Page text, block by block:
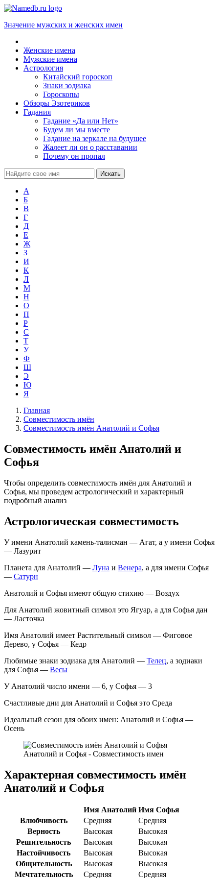
Значение мужских и женских имен
Женские имена
Мужские имена
Астрология
Китайский гороскоп
Знаки зодиака
Гороскопы
Обзоры Эзотериков
Гадания
Гадание «Да или Нет»
Будем ли мы вместе
Гадание на зеркале на будущее
Жалеет ли он о расставании
Почему он пропал
А
Б
В
Г
Д
Е
Ж
З
И
К
Л
М
Н
О
П
Р
С
Т
У
Ф
Ш
Э
Ю
Я
Главная
Совместимость имён
Совместимость имён Анатолий и Софья
Совместимость имён Анатолий и
Софья
Чтобы определить совместимость имён для Анатолий и
Софья, мы проведем астрологический и характерный
подробный анализ
Астрологическая совместимость
У имени Анатолий камень-талисман — Агат, а у имени Софья
— Лазурит
Планета для Анатолий — Луна и Венера, а для имени Софья
— Сатурн
Анатолий и Софья имеют общую стихию — Воздух
Для Анатолий жовитный символ это Ягуар, а для Софья дан
— Ласточка
Имя Анатолий имеет Растительный символ — Фиговое
Дерево, у Софья — Кедр
Любимые знаки зодиака для Анатолий — Телец, а зодиаки
для Софья — Весы
У Анатолий число имени — 6, у Софья — 3
Счастливые дни для Анатолий и Софья это Среда
Идеальный сезон для обоих имен: Анатолий и Софья —
Осень
Анатолий и Софья - Совместимость имен
Характерная совместимость имён
Анатолий и Софья
Имя Анатолий Имя Софья
Влюбчивость
Средняя
Средняя
Верность
Высокая
Высокая
Решительность
Высокая
Высокая
Настойчивость
Высокая
Высокая
Общительность
Высокая
Высокая
Мечтательность
Средняя Средняя